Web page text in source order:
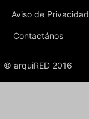
Aviso de Privacidad
Contactános
© arquiRED 2016